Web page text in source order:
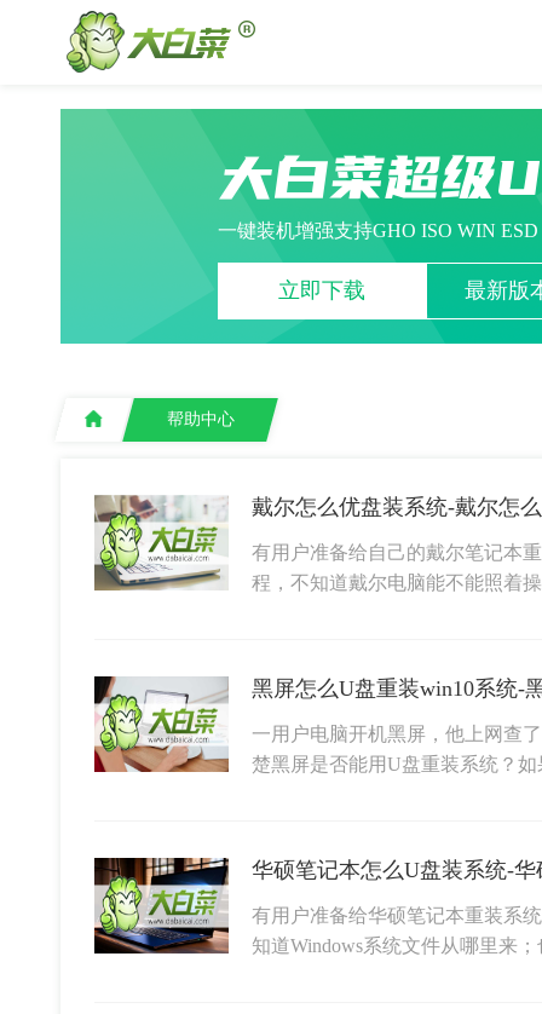
大白菜超级
一键装机增强支持GHO ISO WIN
立即下载 最新版
帮助中心
戴尔怎么优盘装系统-戴尔怎
有用户准备给自己的戴尔笔记本
程，不知道戴尔电脑能不能照着
黑屏怎么U盘重装win10系统-
一用户电脑开机黑屏，他上网查
楚黑屏是否能用U盘重装系统？
华硕笔记本怎么U盘装系统-
有用户准备给华硕笔记本重装系
知道Windows系统文件从哪里来